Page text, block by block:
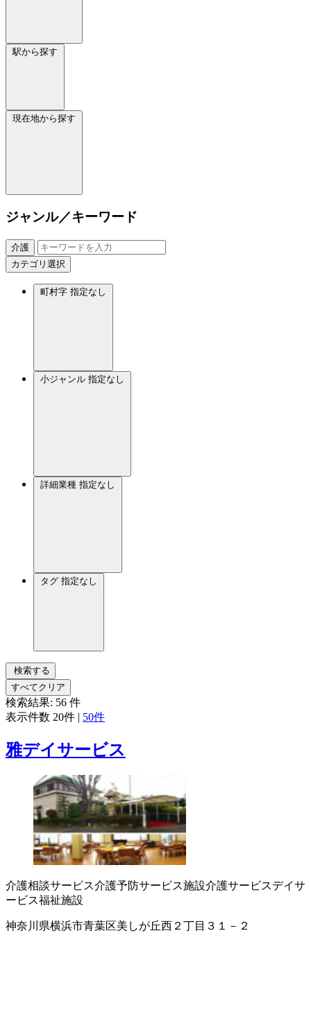
駅から探す
現在地から探す
ジャンル／キーワード
介護
カテゴリ選択
町村字 指定なし
小ジャンル 指定なし
詳細業種 指定なし
タグ 指定なし
検索する
すべてクリア
検索結果: 56 件
表示件数 20件 | 50件
雅デイサービス
介護相談サービス介護予防サービス施設介護サービスデイサ
ービス福祉施設
神奈川県横浜市青葉区美しが丘西２丁目３１－２